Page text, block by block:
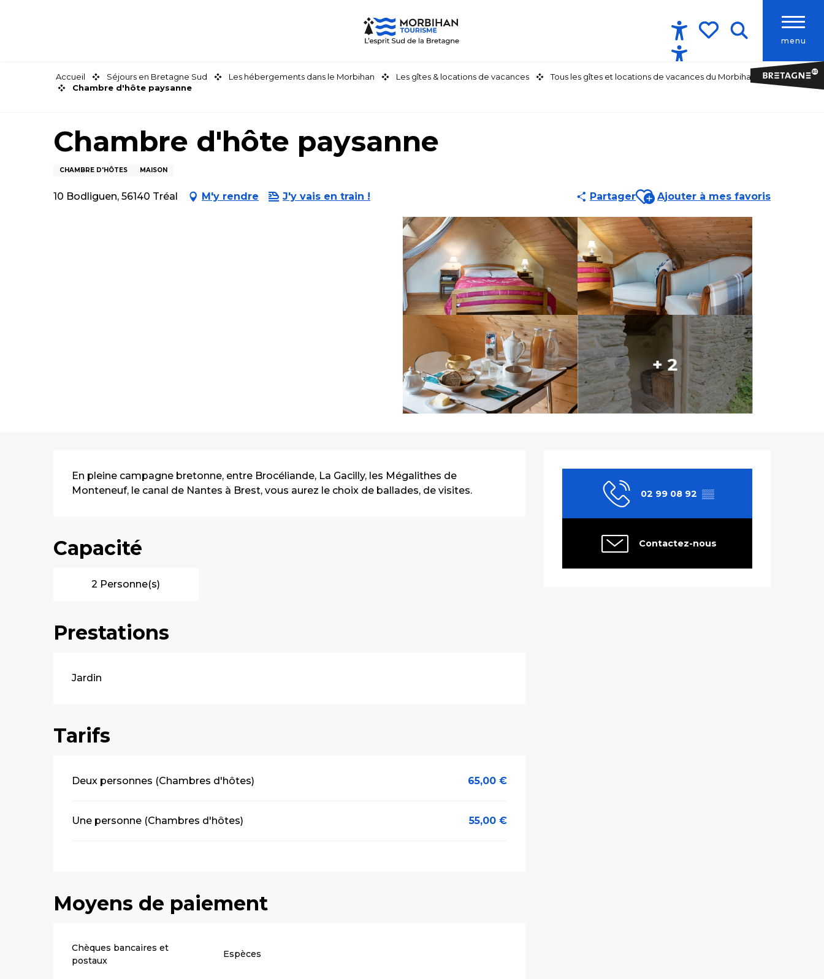
menu
Accessibilité
Accueil Séjours en Bretagne Sud Les hébergements dans le Morbihan Les gîtes & locations de vacances
Tous les gîtes et locations de vacances du Morbihan
Chambre d'hôte paysanne
Chambre d'hôte paysanne
CHAMBRE D'HÔTES MAISON
10 Bodliguen, 56140 Tréal M'y rendre J'y vais en train ! PartagerAjouter aux favoris
Ajouter à mes favoris
+ 2
Ouverture et
02 99 08 92 ▒▒
Contactez-nous
Description
En pleine campagne bretonne, entre Brocéliande, La Gacilly, les Mégalithes de
Monteneuf, le canal de Nantes à Brest, vous aurez le choix de ballades, de visites.
Capacité
2 Personne(s)
Prestations
Jardin
Tarifs
Tarifs 2026
Deux personnes (Chambres d'hôtes) 65,00 €
Une personne (Chambres d'hôtes) 55,00 €
Moyens de paiement
Chèques bancaires et
postaux
Espèces